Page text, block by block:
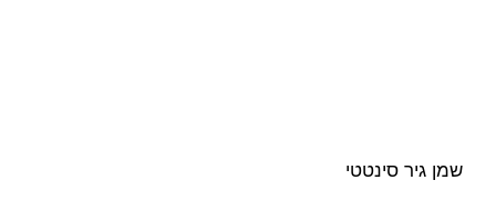
שמן גיר סינטטי